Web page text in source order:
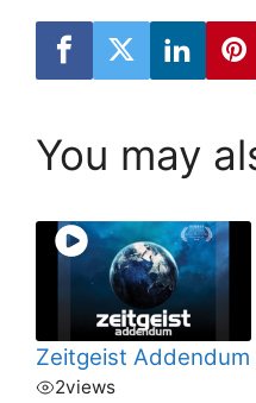
You may
Zeitgeist Addendum
2views